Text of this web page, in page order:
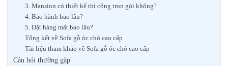
3. Mansion có thiết kế thi công trọn gói không?
4. Bảo hành bao lâu?
5. Đặt hàng mất bao lâu?
Tổng kết về Sofa gỗ óc chó cao cấp
Tài liệu tham khảo về Sofa gỗ óc chó cao cấp
Câu hỏi thường gặp